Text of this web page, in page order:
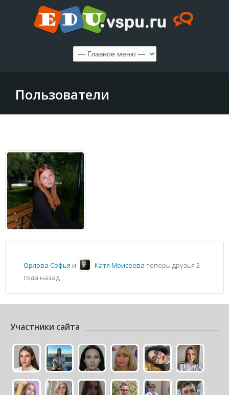
Пользователи
Орлова Софья и Катя Моисеева теперь друзья 2
года назад
Участники сайта